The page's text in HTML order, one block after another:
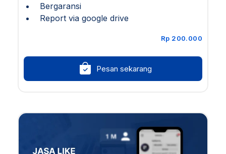
Bergaransi
Report via google drive
Rp 200.000
Pesan sekarang